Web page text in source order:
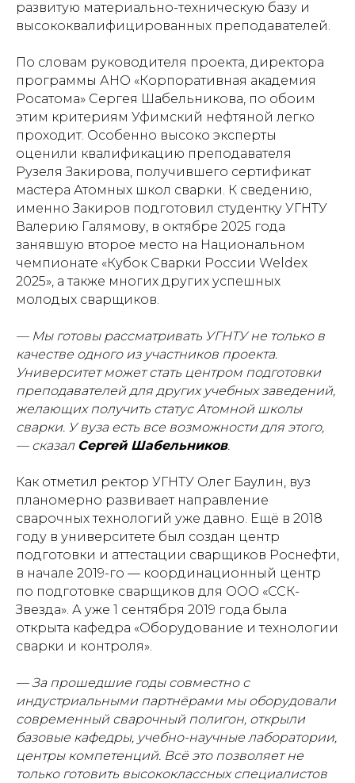
развитую материально-техническую базу и
высококвалифицированных преподавателей.
По словам руководителя проекта, директора
программы АНО «Корпоративная академия
Росатома» Сергея Шабельникова, по обоим
этим критериям Уфимский нефтяной легко
проходит. Особенно высоко эксперты
оценили квалификацию преподавателя
Рузеля Закирова, получившего сертификат
мастера Атомных школ сварки. К сведению,
именно Закиров подготовил студентку УГНТУ
Валерию Галямову, в октябре 2025 года
занявшую второе место на Национальном
чемпионате «Кубок Сварки России Weldex
2025», а также многих других успешных
молодых сварщиков.
— Мы готовы рассматривать УГНТУ не только в
качестве одного из участников проекта.
Университет может стать центром подготовки
преподавателей для других учебных заведений,
желающих получить статус Атомной школы
сварки. У вуза есть все возможности для этого,
— сказал Сергей Шабельников.
Как отметил ректор УГНТУ Олег Баулин, вуз
планомерно развивает направление
сварочных технологий уже давно. Ещё в 2018
году в университете был создан центр
подготовки и аттестации сварщиков Роснефти,
в начале 2019-го — координационный центр
по подготовке сварщиков для ООО «ССК-
Звезда». А уже 1 сентября 2019 года была
открыта кафедра «Оборудование и технологии
сварки и контроля».
— За прошедшие годы совместно с
индустриальными партнёрами мы оборудовали
современный сварочный полигон, открыли
базовые кафедры, учебно-научные лаборатории,
центры компетенций. Всё это позволяет не
только готовить высококлассных специалистов